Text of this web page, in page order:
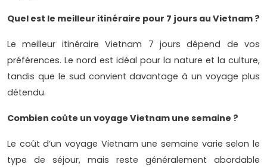
Quel est le meilleur itinéraire pour 7 jours au Vietnam ?
Le meilleur itinéraire Vietnam 7 jours dépend de vos
préférences. Le nord est idéal pour la nature et la culture,
tandis que le sud convient davantage à un voyage plus
détendu.
Combien coûte un voyage Vietnam une semaine ?
Le coût d’un voyage Vietnam une semaine varie selon le
type de séjour, mais reste généralement abordable